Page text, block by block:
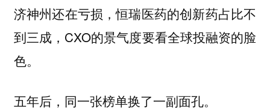
济神州还在亏损，恒瑞医药的创新药占比不
到三成，CXO的景气度要看全球投融资的脸
色。
五年后，同一张榜单换了一副面孔。